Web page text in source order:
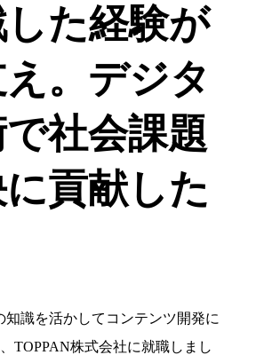
た経験が
。 デジタ
社会課題
貢献した
知識を活かしてコンテンツ開発に
TOPPAN株式会社に就職しまし